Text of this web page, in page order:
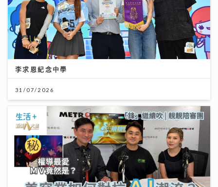
李求恩紀念中學
31/07/2026